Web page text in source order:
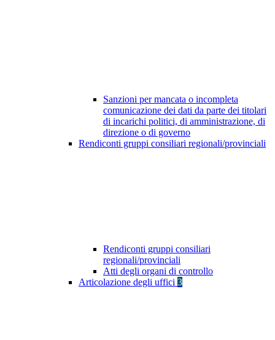
Sanzioni per mancata o incompleta
comunicazione dei dati da parte dei titolari
di incarichi politici, di amministrazione, di
direzione o di governo
Rendiconti gruppi consiliari regionali/provinciali
Rendiconti gruppi consiliari
regionali/provinciali
Atti degli organi di controllo
Articolazione degli uffici 3